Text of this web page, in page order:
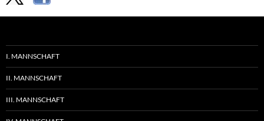
I. MANNSCHAFT
II. MANNSCHAFT
III. MANNSCHAFT